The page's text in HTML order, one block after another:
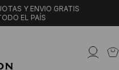
Y ENVIO GRATIS
EL PAÍS